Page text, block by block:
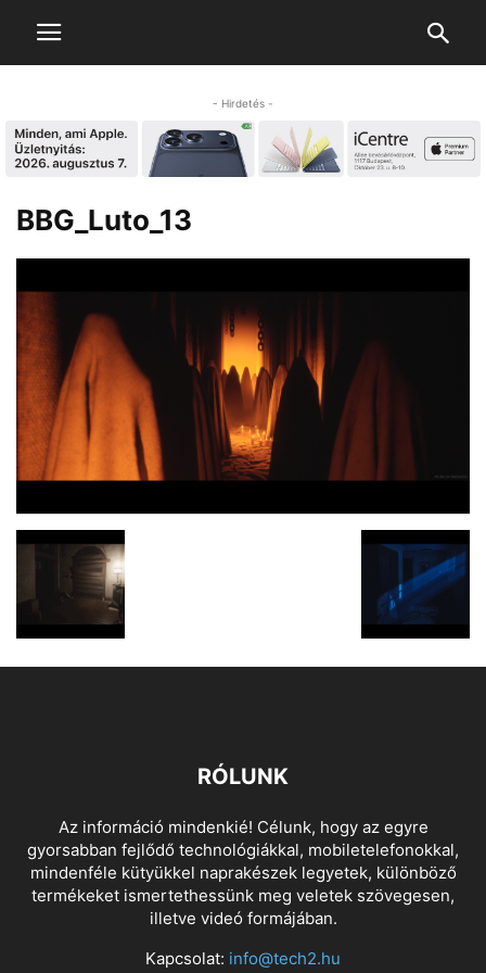
- Hirdetés -
BBG_Luto_13
RÓLUNK
Az információ mindenkié! Célunk, hogy az egyre
gyorsabban fejlődő technológiákkal, mobiletelefonokkal,
mindenféle kütyükkel naprakészek legyetek, különböző
termékeket ismertethessünk meg veletek szövegesen,
illetve videó formájában.
Kapcsolat: info@tech2.hu